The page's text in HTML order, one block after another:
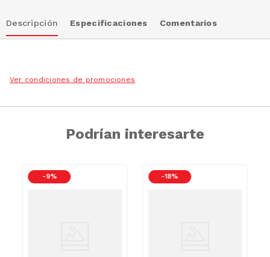
Descripción Especificaciones Comentarios
Ver condiciones de promociones
Podrían interesarte
-9 % -18 %